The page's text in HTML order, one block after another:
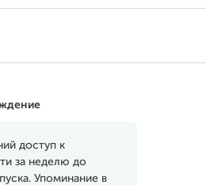
доступ к
за неделю до
Упоминание в